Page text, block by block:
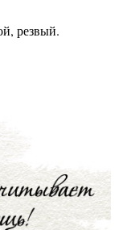
резвый.